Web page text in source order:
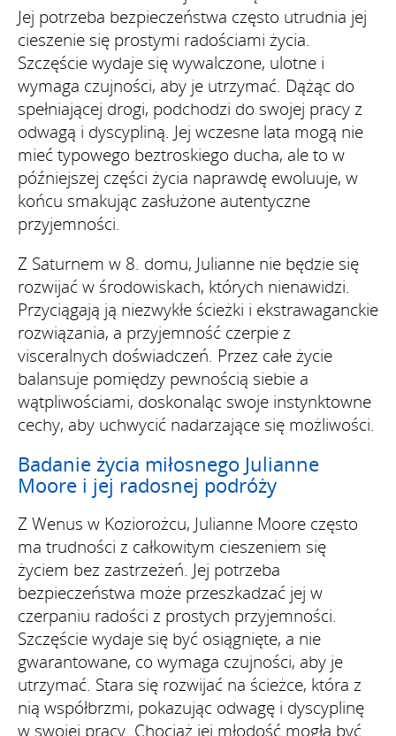
Jej potrzeba bezpieczeństwa często utrudnia jej
cieszenie się prostymi radościami życia.
Szczęście wydaje się wywalczone, ulotne i
wymaga czujności, aby je utrzymać. Dążąc do
spełniającej drogi, podchodzi do swojej pracy z
odwagą i dyscypliną. Jej wczesne lata mogą nie
mieć typowego beztroskiego ducha, ale to w
późniejszej części życia naprawdę ewoluuje, w
końcu smakując zasłużone autentyczne
przyjemności.
Z Saturnem w 8. domu, Julianne nie będzie się
rozwijać w środowiskach, których nienawidzi.
Przyciągają ją niezwykłe ścieżki i ekstrawaganckie
rozwiązania, a przyjemność czerpie z
visceralnych doświadczeń. Przez całe życie
balansuje pomiędzy pewnością siebie a
wątpliwościami, doskonaląc swoje instynktowne
cechy, aby uchwycić nadarzające się możliwości.
Badanie życia miłosnego Julianne
Moore i jej radosnej podróży
Z Wenus w Koziorożcu, Julianne Moore często
ma trudności z całkowitym cieszeniem się
życiem bez zastrzeżeń. Jej potrzeba
bezpieczeństwa może przeszkadzać jej w
czerpaniu radości z prostych przyjemności.
Szczęście wydaje się być osiągnięte, a nie
gwarantowane, co wymaga czujności, aby je
utrzymać. Stara się rozwijać na ścieżce, która z
nią współbrzmi, pokazując odwagę i dyscyplinę
w swojej pracy. Chociaż jej młodość mogła być